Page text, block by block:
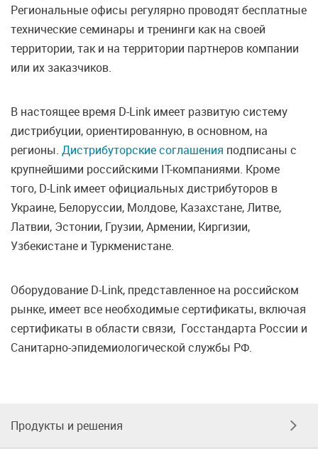
Региональные офисы регулярно проводят бесплатные
технические семинары и тренинги как на своей
территории, так и на территории партнеров компании
или их заказчиков.
В настоящее время D-Link имеет развитую систему
дистрибуции, ориентированную, в основном, на
регионы. Дистрибуторские соглашения подписаны с
крупнейшими российскими IT-компаниями. Кроме
того, D-Link имеет официальных дистрибуторов в
Украине, Белоруссии, Молдове, Казахстане, Литве,
Латвии, Эстонии, Грузии, Армении, Киргизии,
Узбекистане и Туркменистане.
Оборудование D-Link, представленное на российском
рынке, имеет все необходимые сертификаты, включая
сертификаты в области связи, Госстандарта России и
Санитарно-эпидемиологической службы РФ.
Продукты и решения